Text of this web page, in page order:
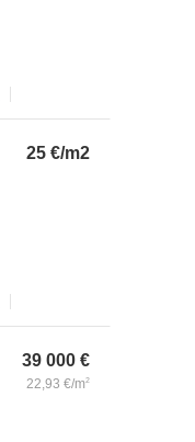
25 €/m2
39 000 €
22,93 €/m2